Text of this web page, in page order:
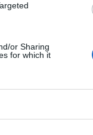
or Sharing
for which it
seine
Januar sein
holte.